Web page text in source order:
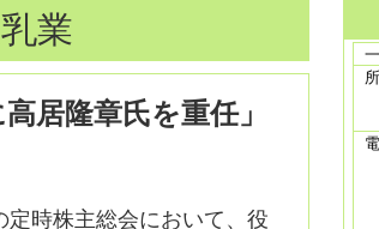
業
居隆章氏を重任」
時株主総会において、役